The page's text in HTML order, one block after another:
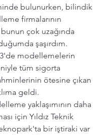
bulunurken, bilindik
firmalarının
çok uzağında
şaşırdım.
modellemelerin
tüm sigorta
ötesine çıkan
geldi.
yaklaşımının daha
için Yıldız Teknik
bir iştiraki var